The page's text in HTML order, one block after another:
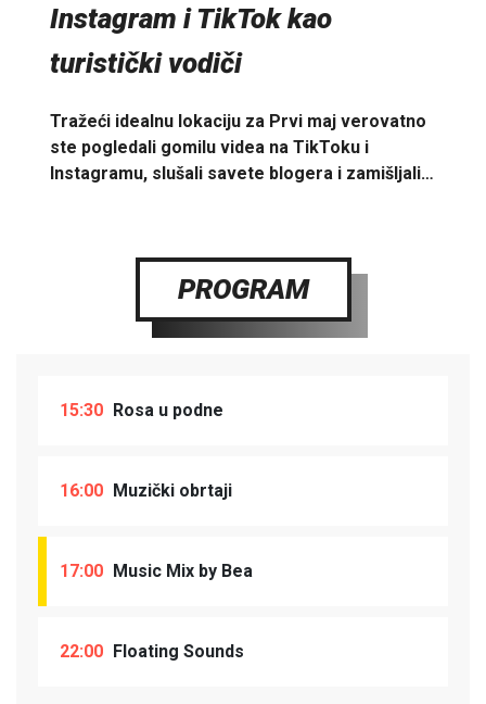
Instagram i TikTok kao
turistički vodiči
Tražeći idealnu lokaciju za Prvi maj verovatno
ste pogledali gomilu videa na TikToku i
Instagramu, slušali savete blogera i zamišljali…
PROGRAM
15:30 Rosa u podne
16:00 Muzički obrtaji
17:00 Music Mix by Bea
22:00 Floating Sounds